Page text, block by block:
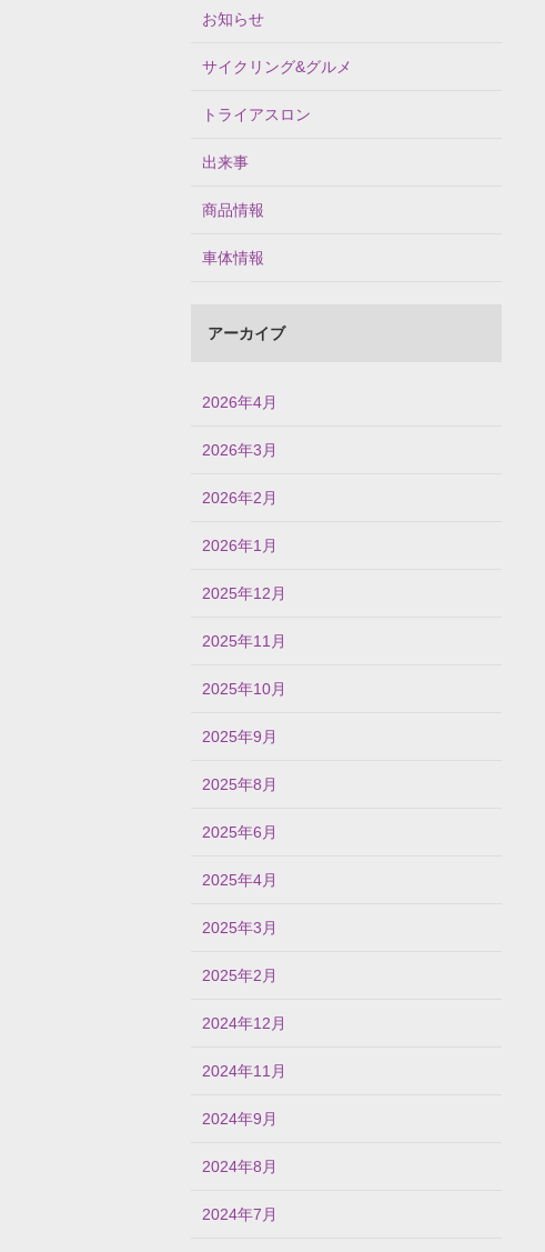
お知らせ
サイクリング&グルメ
トライアスロン
出来事
商品情報
車体情報
アーカイブ
2026年4月
2026年3月
2026年2月
2026年1月
2025年12月
2025年11月
2025年10月
2025年9月
2025年8月
2025年6月
2025年4月
2025年3月
2025年2月
2024年12月
2024年11月
2024年9月
2024年8月
2024年7月